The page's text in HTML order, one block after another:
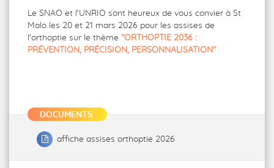
Le SNAO et l'UNRIO sont heureux de vous convier à St
Malo les 20 et 21 mars 2026 pour les assises de
l'orthoptie sur le thème "ORTHOPTIE 2036 :
PRÉVENTION, PRÉCISION, PERSONNALISATION"
DOCUMENTS
affiche assises orthoptie 2026